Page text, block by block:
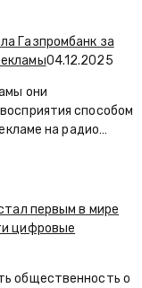
Газпромбанк за
04.12.2025
они
способом
на радио…
первым в мире
цифровые
общественность о